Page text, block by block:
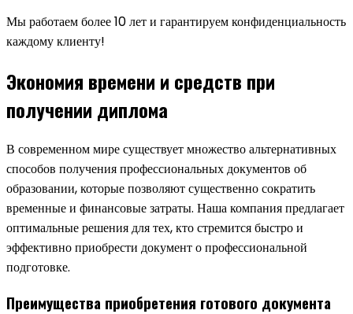
Мы работаем более 10 лет и гарантируем конфиденциальность
каждому клиенту!
Экономия времени и средств при
получении диплома
В современном мире существует множество альтернативных
способов получения профессиональных документов об
образовании, которые позволяют существенно сократить
временные и финансовые затраты. Наша компания предлагает
оптимальные решения для тех, кто стремится быстро и
эффективно приобрести документ о профессиональной
подготовке.
Преимущества приобретения готового документа